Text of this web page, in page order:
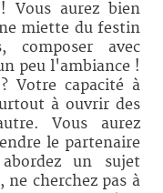
Vous aurez bien
miette du festin
composer avec
peu l'ambiance !
Votre capacité à
à ouvrir des
Vous aurez
le partenaire
un sujet
ne cherchez pas à